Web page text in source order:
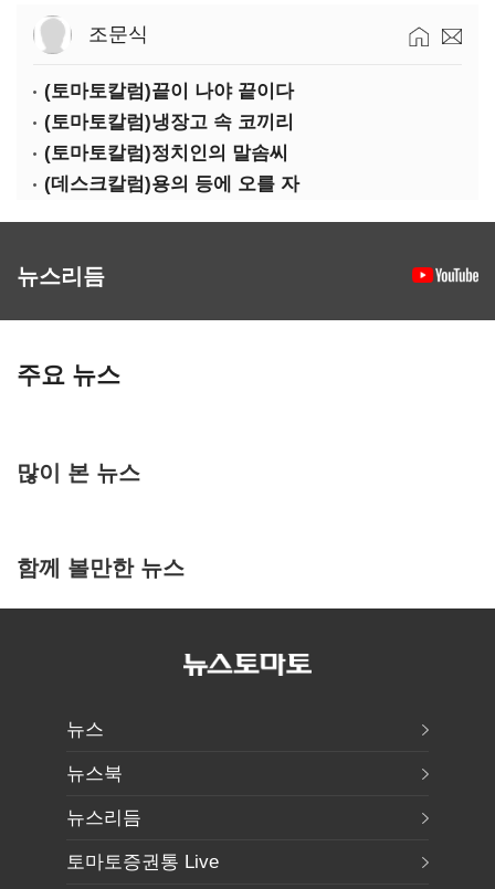
조문식
(토마토칼럼)끝이 나야 끝이다
(토마토칼럼)냉장고 속 코끼리
(토마토칼럼)정치인의 말솜씨
(데스크칼럼)용의 등에 오를 자
뉴스리듬
주요 뉴스
많이 본 뉴스
함께 볼만한 뉴스
뉴스
뉴스북
뉴스리듬
토마토증권통 Live